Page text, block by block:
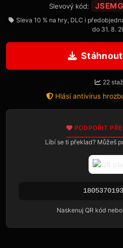
Slevový kód:
Sleva 10 % na hry, DLC i
do 31. 8.
22
Hlásí antivirus
PODPOŘIT
Líbí se ti překlad? Můžeš
Naskenuj QR kód